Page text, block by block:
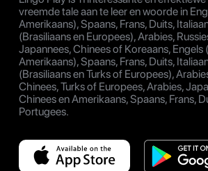
vreemde tale aan te leer en woorde in
Amerikaans), Spaans, Frans, Duits,
(Brasiliaans en Europees), Arabies,
Japannees, Chinees of Koreaans, Engels
Amerikaans), Spaans, Frans, Duits,
(Brasiliaans en Turks of Europees),
Chinees, Turks of Europees, Arabies,
Chinees en Amerikaans, Spaans, Frans,
Portugees.